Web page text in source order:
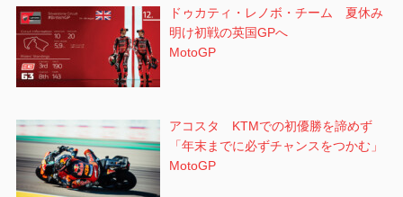
ドゥカティ・レノボ・チーム 夏休み
明け初戦の英国GPへ
MotoGP
アコスタ KTMでの初優勝を諦めず
「年末までに必ずチャンスをつかむ」
MotoGP